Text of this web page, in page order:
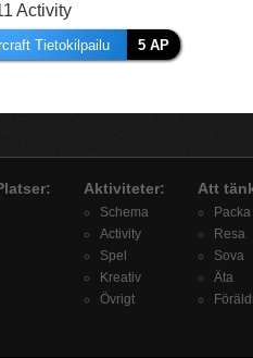
Activity
Tietokilpailu 5 AP
Aktiviteter:
Schema
Activity
Spel
Kreativ
Övrigt
Att
Packa
Resa
Sova
Äta